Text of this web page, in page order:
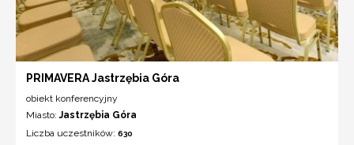
PRIMAVERA Jastrzębia Góra
obiekt konferencyjny
Miasto:Jastrzębia Góra
Liczba uczestników: 630